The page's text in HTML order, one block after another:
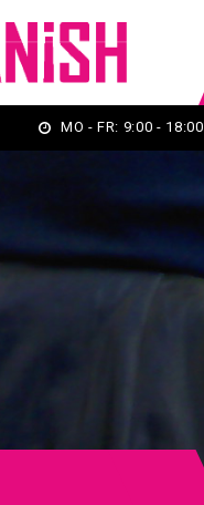
MO - FR: 9:00 - 18:00